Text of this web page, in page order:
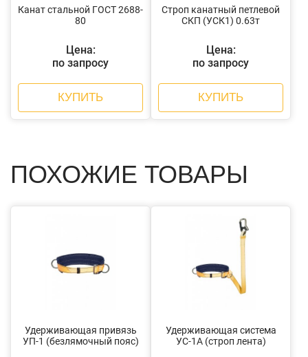
Канат стальной ГОСТ 2688-
80
Цена:
по запросу
КУПИТЬ
Строп канатный петлевой
СКП (УСК1) 0.63т
Цена:
по запросу
КУПИТЬ
ПОХОЖИЕ ТОВАРЫ
Удерживающая привязь
УП-1 (безлямочный пояс)
Удерживающая система
УС-1А (строп лента)